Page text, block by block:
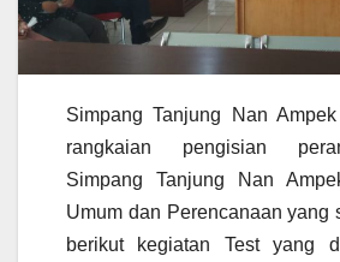
Simpang Tanjung Nan
rangkaian pengisian
Simpang Tanjung Nan
Umum dan Perencanaan yang
berikut kegiatan Test yang